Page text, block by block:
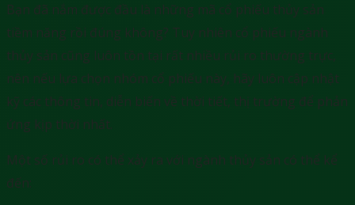
Bạn đã nắm được đầu là những mã cổ phiếu thủy sản
tiềm năng rồi đúng không? Tuy nhiên cổ phiếu ngành
thủy sản cũng luôn tồn tại rất nhiều rủi ro thường trực,
nên nếu lựa chọn nhóm cổ phiếu này, hãy luôn cập nhật
kỹ các thông tin, diễn biến về thời tiết, thị trường để phản
ứng kịp thời nhất.
Một số rủi ro có thể xảy ra với ngành thủy sản có thể kể
đến: